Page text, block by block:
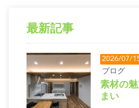
最新記事
2026/07/
ブログ
素材の
まい